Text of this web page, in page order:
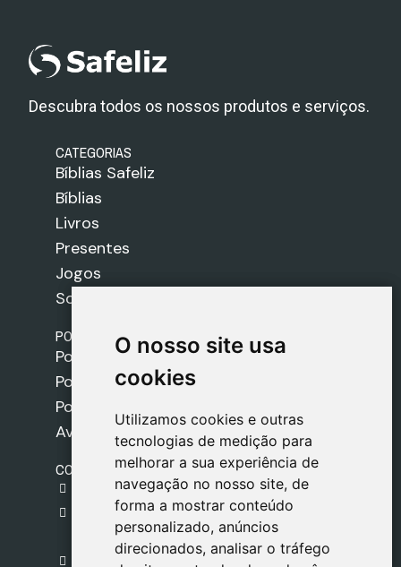
O nosso site usa
cookies
Utilizamos cookies e outras
tecnologias de medição para
melhorar a sua experiência de
navegação no nosso site, de
forma a mostrar conteúdo
personalizado, anúncios
direcionados, analisar o tráfego
O nosso site usa
cookies
Utilizamos cookies e outras
tecnologias de medição para
melhorar a sua experiência de
navegação no nosso site, de
forma a mostrar conteúdo
personalizado, anúncios
direcionados, analisar o tráfego
Descubra todos os nossos produtos e serviços.
CATEGORIAS
Bíblias Safeliz
Bíblias
Livros
Presentes
Jogos
Sobre nós
POLÍTICAS
Política de Envios
Política de Cookies
Política de Privacidade
Aviso Legal
CONTACTO
gestion@safeliz.com
C. del Pradillo, 6, 28770 Colmenar Viejo,
Madrid
+34 918 459 877